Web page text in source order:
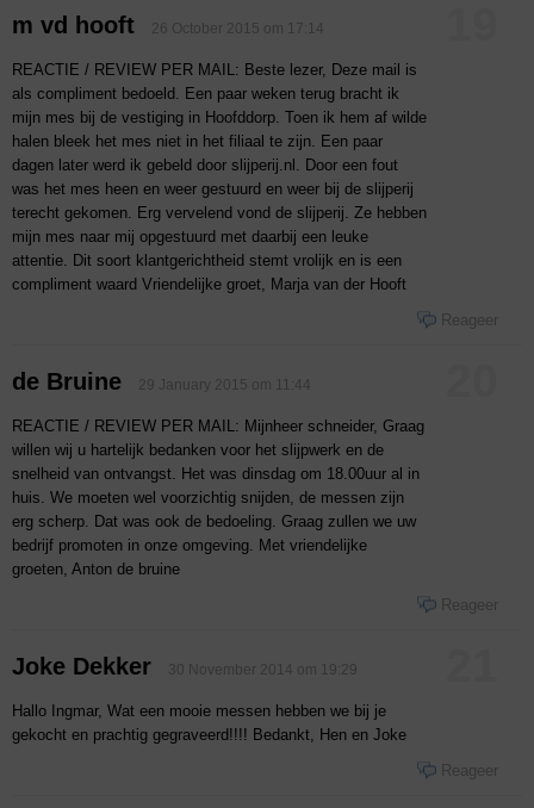
m vd hooft 26 October 2015 om 17:14
REACTIE / REVIEW PER MAIL: Beste lezer, Deze mail is
als compliment bedoeld. Een paar weken terug bracht ik
mijn mes bij de vestiging in Hoofddorp. Toen ik hem af wilde
halen bleek het mes niet in het filiaal te zijn. Een paar
dagen later werd ik gebeld door slijperij.nl. Door een fout
was het mes heen en weer gestuurd en weer bij de slijperij
terecht gekomen. Erg vervelend vond de slijperij. Ze hebben
mijn mes naar mij opgestuurd met daarbij een leuke
attentie. Dit soort klantgerichtheid stemt vrolijk en is een
compliment waard Vriendelijke groet, Marja van der Hooft
Reageer
de Bruine 29 January 2015 om 11:44
REACTIE / REVIEW PER MAIL: Mijnheer schneider, Graag
willen wij u hartelijk bedanken voor het slijpwerk en de
snelheid van ontvangst. Het was dinsdag om 18.00uur al in
huis. We moeten wel voorzichtig snijden, de messen zijn
erg scherp. Dat was ook de bedoeling. Graag zullen we uw
bedrijf promoten in onze omgeving. Met vriendelijke
groeten, Anton de bruine
Reageer
Joke Dekker 30 November 2014 om 19:29
Hallo Ingmar, Wat een mooie messen hebben we bij je
gekocht en prachtig gegraveerd!!!! Bedankt, Hen en Joke
Reageer